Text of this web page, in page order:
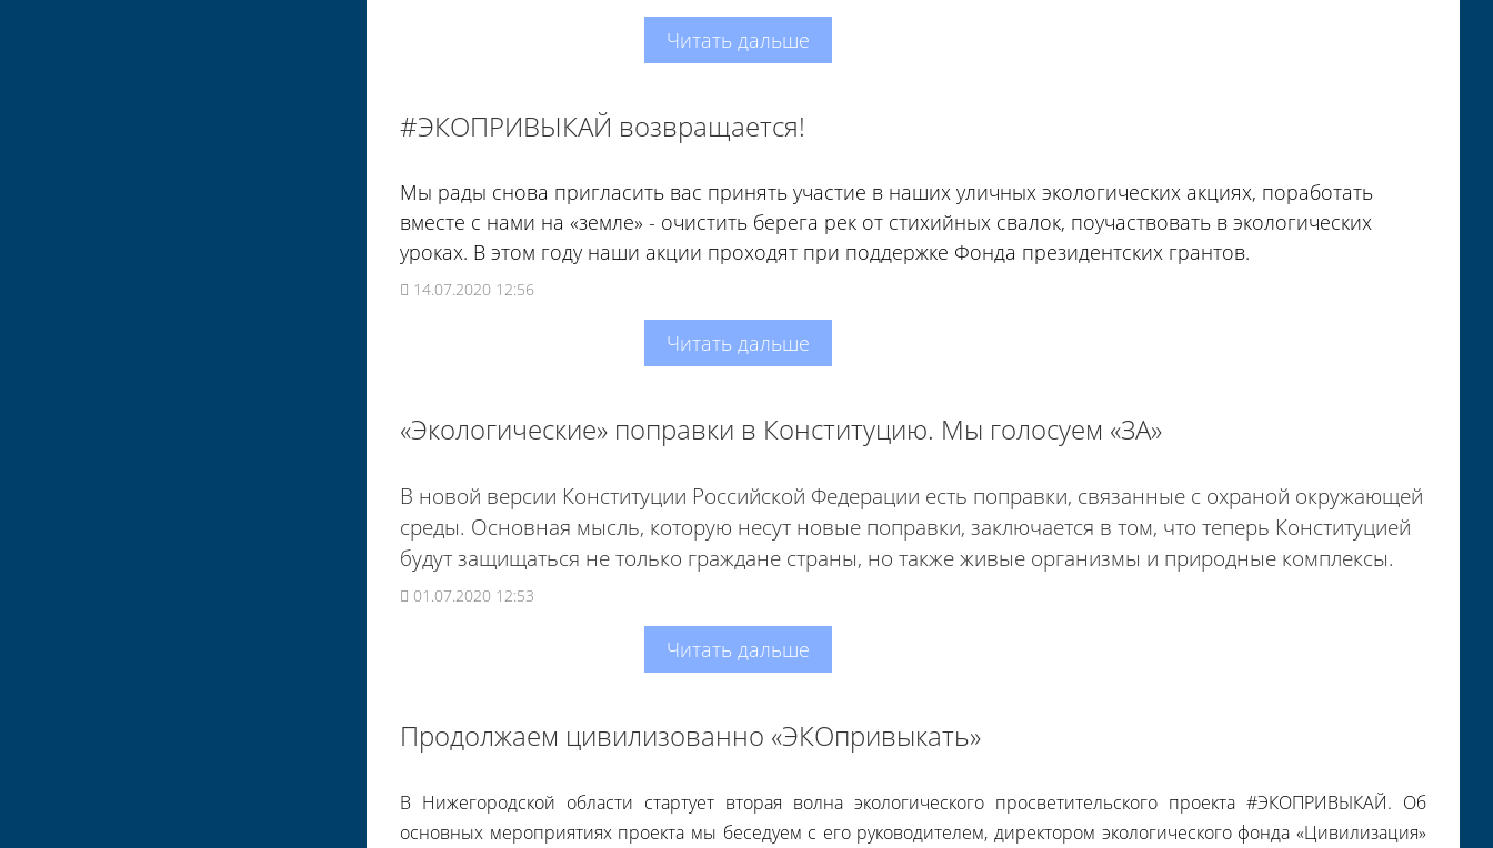
Читать дальше
#ЭКОПРИВЫКАЙ возвращается!
Мы рады снова пригласить вас принять участие в наших уличных экологических акциях, поработать
вместе с нами на «земле» - очистить берега рек от стихийных свалок, поучаствовать в экологических
уроках. В этом году наши акции проходят при поддержке Фонда президентских грантов.
14.07.2020 12:56
Читать дальше
«Экологические» поправки в Конституцию. Мы голосуем «ЗА»
В новой версии Конституции Российской Федерации есть поправки, связанные с охраной окружающей
среды. Основная мысль, которую несут новые поправки, заключается в том, что теперь Конституцией
будут защищаться не только граждане страны, но также живые организмы и природные комплексы.
01.07.2020 12:53
Читать дальше
Продолжаем цивилизованно «ЭКОпривыкать»
В Нижегородской области стартует вторая волна экологического просветительского проекта #ЭКОПРИВЫКАЙ. Об
основных мероприятиях проекта мы беседуем с его руководителем, директором экологического фонда «Цивилизация»